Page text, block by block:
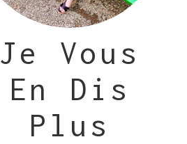
Je Vous
En Dis
Plus